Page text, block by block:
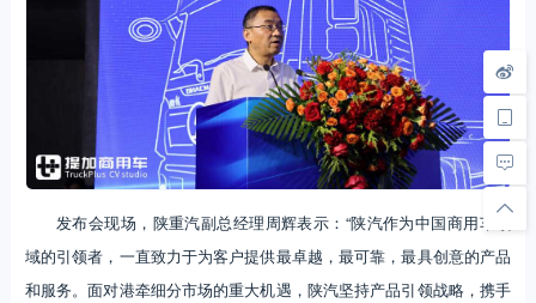
发布会现场，陕重汽副总经理周辉表示：“陕汽作为中国商用车领
域的引领者，一直致力于为客户提供最卓越，最可靠，最具创意的产品
和服务。面对港牵细分市场的重大机遇，陕汽坚持产品引领战略，携手